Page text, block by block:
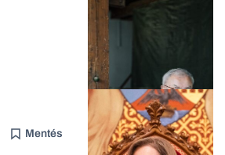
Mentés
TÁMOGATÓI
TARTALOM